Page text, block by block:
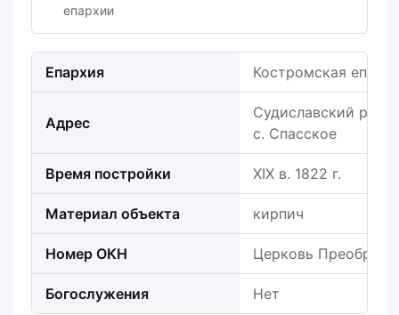
епархии
Епархия Костромская
Адрес
Судиславский
с. Спасское
Время постройки XIX в. 1822 г.
Материал объекта кирпич
Номер ОКН Церковь
Богослужения Нет